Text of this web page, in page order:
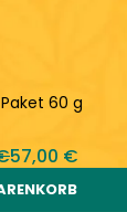
60 g
57,00 €